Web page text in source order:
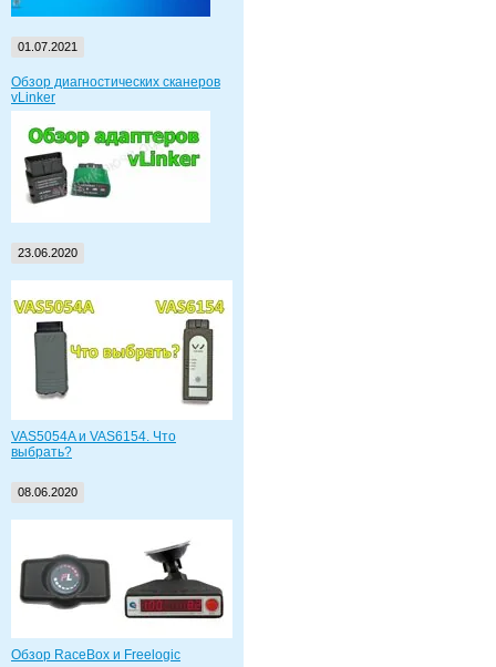
01.07.2021
Обзор диагностических сканеров
vLinker
23.06.2020
VAS5054A и VAS6154. Что
выбрать?
08.06.2020
Обзор RaceBox и Freelogic